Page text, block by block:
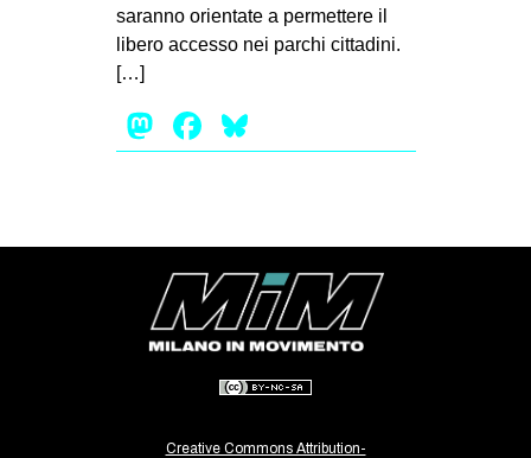
SPAZI
MOVIMENTI
AMBIENTE
GENERI
MIGRAZIONI
PRECARIATO
REPRESSIONE
saranno orientate a permettere il
libero accesso nei parchi cittadini.
[…]
Mastodon
Facebook
Creative Commons Attribution-